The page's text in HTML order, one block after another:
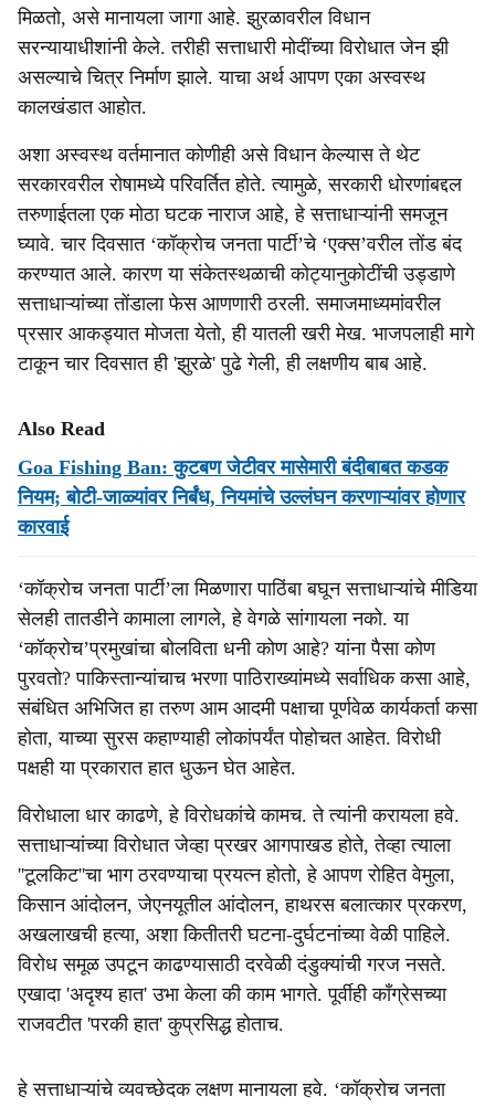
मिळतो, असे मानायला जागा आहे. झुरळावरील विधान
सरन्यायाधीशांनी केले. तरीही सत्ताधारी मोदींच्या विरोधात जेन झी
असल्याचे चित्र निर्माण झाले. याचा अर्थ आपण एका अस्वस्थ
कालखंडात आहोत.
अशा अस्वस्थ वर्तमानात कोणीही असे विधान केल्यास ते थेट
सरकारवरील रोषामध्ये परिवर्तित होते. त्यामुळे, सरकारी धोरणांबद्दल
तरुणाईतला एक मोठा घटक नाराज आहे, हे सत्ताधाऱ्यांनी समजून
घ्यावे. चार दिवसात ‘कॉक्रोच जनता पार्टी’चे ‘एक्स’वरील तोंड बंद
करण्यात आले. कारण या संकेतस्थळाची कोट्यानुकोटींची उड्डाणे
सत्ताधाऱ्यांच्या तोंडाला फेस आणणारी ठरली. समाजमाध्यमांवरील
प्रसार आकड्यात मोजता येतो, ही यातली खरी मेख. भाजपलाही मागे
टाकून चार दिवसात ही 'झुरळे' पुढे गेली, ही लक्षणीय बाब आहे.
Also Read
Goa Fishing Ban: कुटबण जेटीवर मासेमारी बंदीबाबत कडक
नियम; बोटी-जाळ्यांवर निर्बंध, नियमांचे उल्लंघन करणाऱ्यांवर होणार
कारवाई
‘कॉक्रोच जनता पार्टी’ला मिळणारा पाठिंबा बघून सत्ताधाऱ्यांचे मीडिया
सेलही तातडीने कामाला लागले, हे वेगळे सांगायला नको. या
‘कॉक्रोच’प्रमुखांचा बोलविता धनी कोण आहे? यांना पैसा कोण
पुरवतो? पाकिस्तान्यांचाच भरणा पाठिराख्यांमध्ये सर्वाधिक कसा आहे,
संबंधित अभिजित हा तरुण आम आदमी पक्षाचा पूर्णवेळ कार्यकर्ता कसा
होता, याच्या सुरस कहाण्याही लोकांपर्यंत पोहोचत आहेत. विरोधी
पक्षही या प्रकारात हात धुऊन घेत आहेत.
विरोधाला धार काढणे, हे विरोधकांचे कामच. ते त्यांनी करायला हवे.
सत्ताधाऱ्यांच्या विरोधात जेव्हा प्रखर आगपाखड होते, तेव्हा त्याला
''टूलकिट''चा भाग ठरवण्याचा प्रयत्न होतो, हे आपण रोहित वेमुला,
किसान आंदोलन, जेएनयूतील आंदोलन, हाथरस बलात्कार प्रकरण,
अखलाखची हत्या, अशा कितीतरी घटना-दुर्घटनांच्या वेळी पाहिले.
विरोध समूळ उपटून काढण्यासाठी दरवेळी दंडुक्यांची गरज नसते.
एखादा 'अदृश्य हात' उभा केला की काम भागते. पूर्वीही काँग्रेसच्या
राजवटीत 'परकी हात' कुप्रसिद्ध होताच.
हे सत्ताधाऱ्यांचे व्यवच्छेदक लक्षण मानायला हवे. ‘कॉक्रोच जनता